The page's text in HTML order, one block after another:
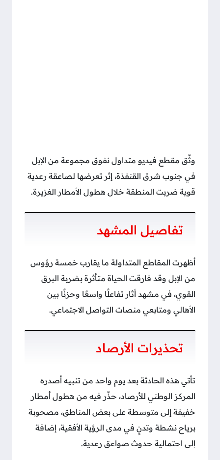
وثّق مقطع فيديو متداول نفوق مجموعة من الإبل
في جنوب شرق القنفذة، إثر تعرضها لصاعقة رعدية
قوية ضربت المنطقة خلال هطول الأمطار الغزيرة.
تفاصيل المشهد
أظهرت المقاطع المتداولة ما يقارب خمسة رؤوس
من الإبل وقد فارقت الحياة متأثرة بضربة البرق
القوي، في مشهد أثار تفاعلًا واسعًا وحزنًا بين
الأهالي ومتابعي منصات التواصل الاجتماعي.
تحذيرات الأرصاد
تأتي هذه الحادثة بعد يوم واحد من تنبيه أصدره
المركز الوطني للأرصاد، حذّر فيه من هطول أمطار
خفيفة إلى متوسطة على بعض المناطق، مصحوبة
برياح نشطة وتدنٍ في مدى الرؤية الأفقية، إضافة
إلى احتمالية حدوث صواعق رعدية.